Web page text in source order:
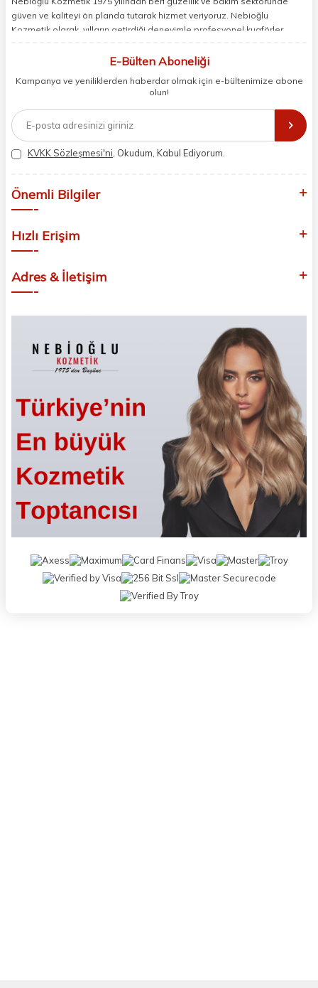
güven ve kaliteyi ön planda tutarak hizmet veriyoruz. Nebioğlu
Kozmetik olarak, yılların getirdiği deneyimle profesyonel kuaförler,
odaklanıyoruz. Doğal içerikleri bilimsel formüllerle birleştirerek saç ve
ihtiyaçlarını dinleyerek her zaman en iyisini sunmayı hedefliyor,
yeniliyoruz. Güvenilirliğimiz, samimiyetimiz ve kaliteye olan
bağlılığımızla güzellik yolculuğunuzda yanınızdayız.
E-Bülten Aboneliği
Kampanya ve yeniliklerden haberdar olmak için e-bültenimize abone
olun!
KVKK Sözleşmesi'ni , Okudum, Kabul Ediyorum.
Önemli Bilgiler
Hızlı Erişim
Adres & İletişim